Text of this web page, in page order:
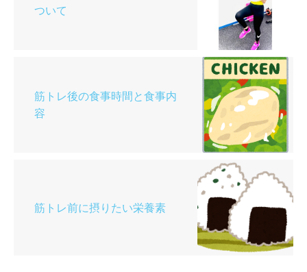
ついて
筋トレ後の食事時間と食事内
容
筋トレ前に摂りたい栄養素